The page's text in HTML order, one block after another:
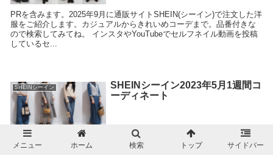
PRを含みます。2025年9月に通販サイトSHEIN(シーイン)で注文した洋
服をご紹介します。カジュアルからきれいめコーデまで。品番付きな
ので検索してみてね。 インスタやYouTubeでセルフネイル動画を投稿
しているセ...
SHEINシーイン
SHEINシーイン2023年5月1週間コ
ーディネート
メニュー ホーム 検索 トップ サイドバー